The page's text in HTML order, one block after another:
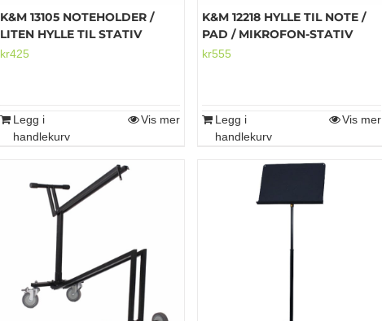
K&M 13105 NOTEHOLDER /
LITEN HYLLE TIL STATIV
kr425
Legg i
handlekurv
Vis mer
K&M 12218 HYLLE TIL NOTE /
PAD / MIKROFON-STATIV
kr555
Legg i
handlekurv
Vis mer